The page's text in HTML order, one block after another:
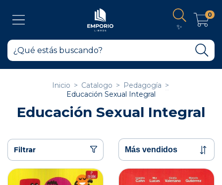
✨
0
Inicio > Catalogo > Pedagogía >
Educación Sexual Integral
Educación Sexual Integral
Filtrar